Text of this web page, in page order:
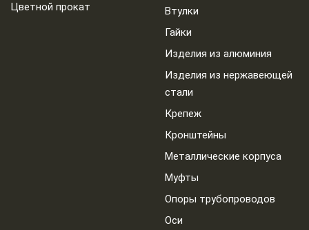
Цветной прокат
Втулки
Гайки
Изделия из алюминия
Изделия из нержавеющей
стали
Крепеж
Кронштейны
Металлические корпуса
Муфты
Опоры трубопроводов
Оси